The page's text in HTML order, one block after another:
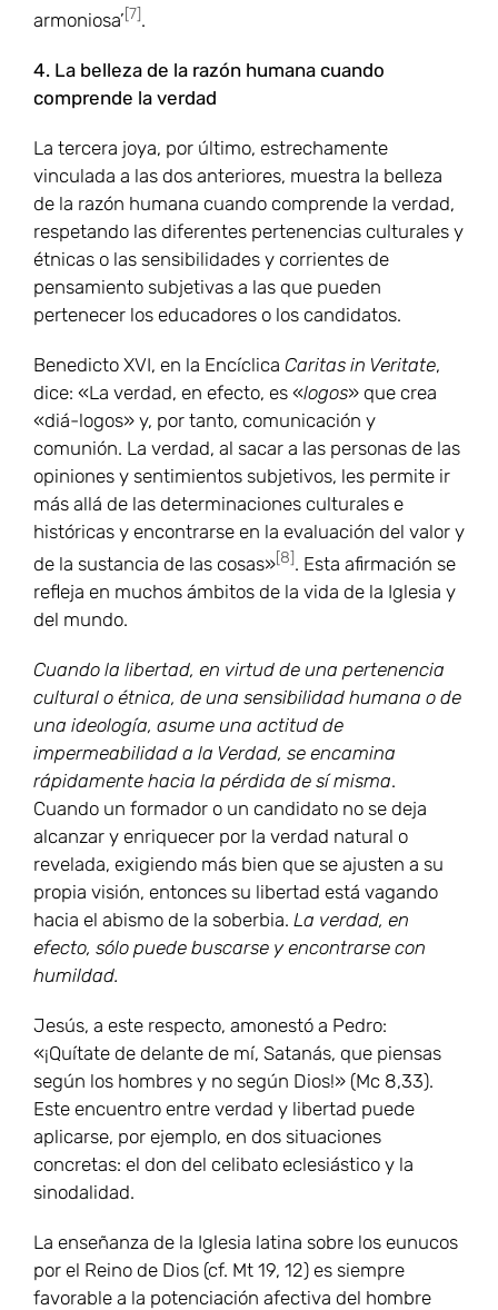
armoniosa’[7].
4. La belleza de la razón humana cuando
comprende la verdad
La tercera joya, por último, estrechamente
vinculada a las dos anteriores, muestra la belleza
de la razón humana cuando comprende la verdad,
respetando las diferentes pertenencias culturales y
étnicas o las sensibilidades y corrientes de
pensamiento subjetivas a las que pueden
pertenecer los educadores o los candidatos.
Benedicto XVI, en la Encíclica Caritas in Veritate,
dice: «La verdad, en efecto, es «logos» que crea
«diá-logos» y, por tanto, comunicación y
comunión. La verdad, al sacar a las personas de las
opiniones y sentimientos subjetivos, les permite ir
más allá de las determinaciones culturales e
históricas y encontrarse en la evaluación del valor y
de la sustancia de las cosas»[8]. Esta afirmación se
refleja en muchos ámbitos de la vida de la Iglesia y
del mundo.
Cuando la libertad, en virtud de una pertenencia
cultural o étnica, de una sensibilidad humana o de
una ideología, asume una actitud de
impermeabilidad a la Verdad, se encamina
rápidamente hacia la pérdida de sí misma.
Cuando un formador o un candidato no se deja
alcanzar y enriquecer por la verdad natural o
revelada, exigiendo más bien que se ajusten a su
propia visión, entonces su libertad está vagando
hacia el abismo de la soberbia. La verdad, en
efecto, sólo puede buscarse y encontrarse con
humildad.
Jesús, a este respecto, amonestó a Pedro:
«¡Quítate de delante de mí, Satanás, que piensas
según los hombres y no según Dios!» (Mc 8,33).
Este encuentro entre verdad y libertad puede
aplicarse, por ejemplo, en dos situaciones
concretas: el don del celibato eclesiástico y la
sinodalidad.
La enseñanza de la Iglesia latina sobre los eunucos
por el Reino de Dios (cf. Mt 19, 12) es siempre
favorable a la potenciación afectiva del hombre